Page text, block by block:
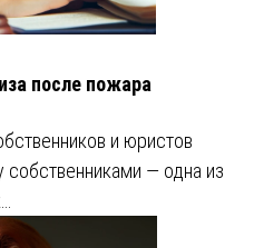
после пожара
и юристов
— одна из